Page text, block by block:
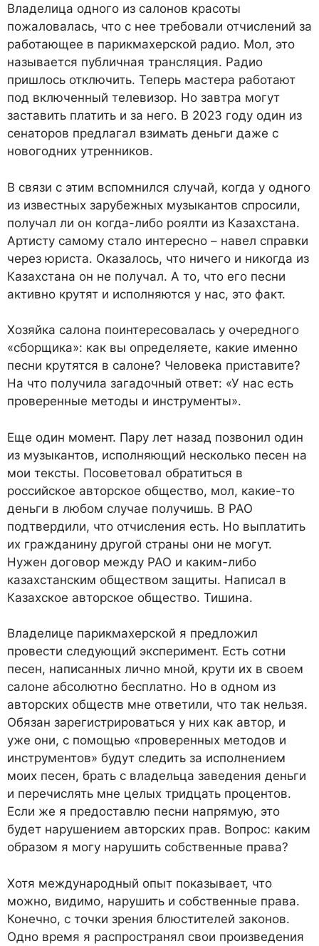
Владелица одного из салонов красоты
пожаловалась, что с нее требовали отчислений за
работающее в парикмахерской радио. Мол, это
называется публичная трансляция. Радио
пришлось отключить. Теперь мастера работают
под включенный телевизор. Но завтра могут
заставить платить и за него. В 2023 году один из
сенаторов предлагал взимать деньги даже с
новогодних утренников.
В связи с этим вспомнился случай, когда у одного
из известных зарубежных музыкантов спросили,
получал ли он когда-либо роялти из Казахстана.
Артисту самому стало интересно – навел справки
через юриста. Оказалось, что ничего и никогда из
Казахстана он не получал. А то, что его песни
активно крутят и исполняются у нас, это факт.
Хозяйка салона поинтересовалась у очередного
«сборщика»: как вы определяете, какие именно
песни крутятся в салоне? Человека приставите?
На что получила загадочный ответ: «У нас есть
проверенные методы и инструменты».
Еще один момент. Пару лет назад позвонил один
из музыкантов, исполняющий несколько песен на
мои тексты. Посоветовал обратиться в
российское авторское общество, мол, какие-то
деньги в любом случае получишь. В РАО
подтвердили, что отчисления есть. Но выплатить
их гражданину другой страны они не могут.
Нужен договор между РАО и каким-либо
казахстанским обществом защиты. Написал в
Казахское авторское общество. Тишина.
Владелице парикмахерской я предложил
провести следующий эксперимент. Есть сотни
песен, написанных лично мной, крути их в своем
салоне абсолютно бесплатно. Но в одном из
авторских обществ мне ответили, что так нельзя.
Обязан зарегистрироваться у них как автор, и
уже они, с помощью «проверенных методов и
инструментов» будут следить за исполнением
моих песен, брать с владельца заведения деньги
и перечислять мне целых тридцать процентов.
Если же я предоставлю песни напрямую, это
будет нарушением авторских прав. Вопрос: каким
образом я могу нарушить собственные права?
Хотя международный опыт показывает, что
можно, видимо, нарушить и собственные права.
Конечно, с точки зрения блюстителей законов.
Одно время я распространял свои произведения